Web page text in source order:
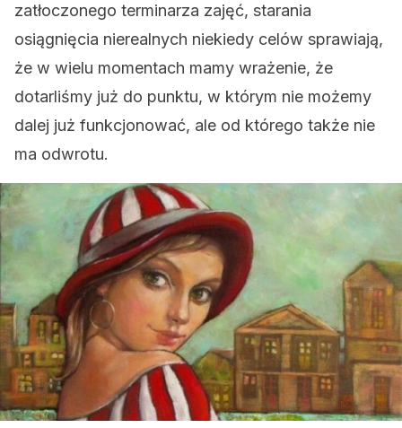
zatłoczonego terminarza zajęć, starania
osiągnięcia nierealnych niekiedy celów sprawiają,
że w wielu momentach mamy wrażenie, że
dotarliśmy już do punktu, w którym nie możemy
dalej już funkcjonować, ale od którego także nie
ma odwrotu.